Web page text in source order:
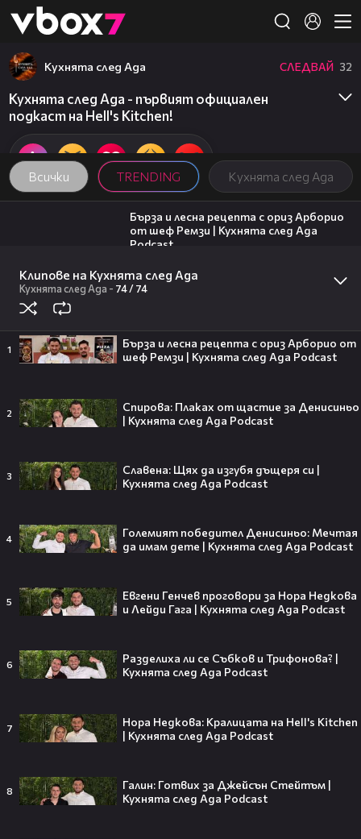
👾
Клипове на Кухнята след Ада
Кухнята след Ада - 74 / 74
1
Бърза и лесна рецепта с ориз Арборио от
шеф Ремзи | Кухнята след Ада Podcast
2
Спирова: Плаках от щастие за Денисиньо
| Кухнята след Ада Podcast
3
Славена: Щях да изгубя дъщеря си |
Кухнята след Ада Podcast
4
Големият победител Денисиньо: Мечтая
да имам дете | Кухнята след Ада Podcast
5
Евгени Генчев проговори за Нора Недкова
и Лейди Гага | Кухнята след Ада Podcast
6
Разделиха ли се Събков и Трифонова? |
Кухнята след Ада Podcast
7
Нора Недкова: Кралицата на Hell's Kitchen
| Кухнята след Ада Podcast
8
Галин: Готвих за Джейсън Стейтъм |
Кухнята след Ада Podcast
Всички TRENDING Кухнята след Ада
Кухнята след Ада СЛЕДВАЙ 32
Кухнята след Ада - първият официален
подкаст на Hell's Kitchen!
18:45
Бърза и лесна рецепта с ориз Арборио
от шеф Ремзи | Кухнята след Ада
Podcast
37:44
Спирова: Плаках от щастие за
След смъртоносния побой в Пловдив:
Очевидци твърдят, че сред групата
16:45
Енджи Касабие посреща гости |
Черешката на тортата | 31 юли 2026 |
19:47
Ана Шермин посреща гости |
01:17:16
Тони Стораро: В името на фамилията |
Мон Дьо: Храмът на историите
Романтична неделна вечер с филма по
DIEMA FAMILY
Романтична събота с филма по DIEMA
FAMILY
DIEMA FAMILY
diemafamily
DIEMA FAMILY
diemafamily